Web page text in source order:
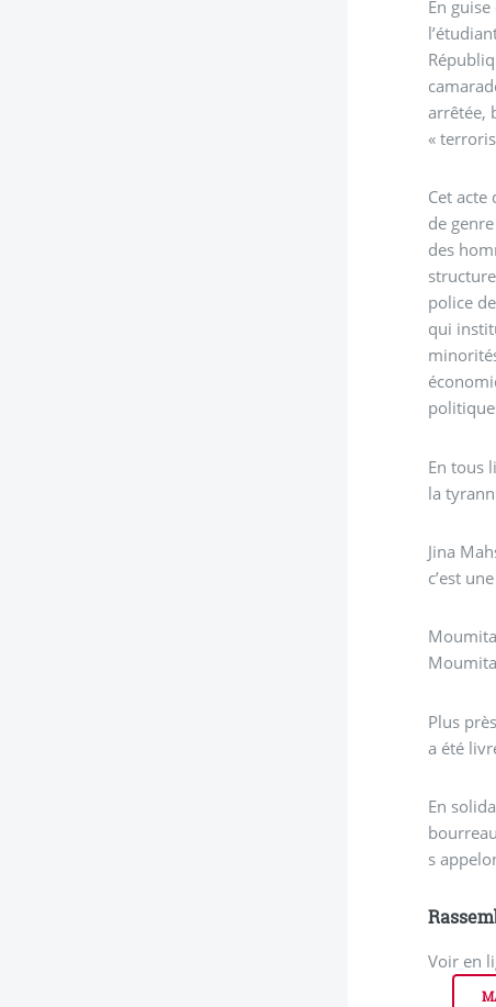
En
arrêtée,
«
Cet
de
des
police
qui
En tous
la
Jina
c’est
Plus
a été
En
s
Voir en